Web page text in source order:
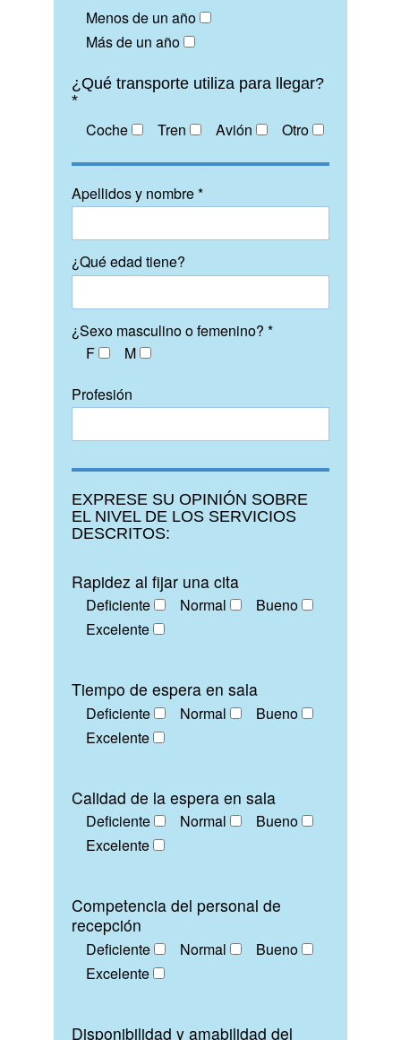
Menos de un año
Más de un año
¿Qué transporte utiliza para llegar?
*
Coche Tren Avión Otro
Apellidos y nombre *
¿Qué edad tiene?
¿Sexo masculino o femenino? *
F
M
Profesión
EXPRESE SU OPINIÓN SOBRE
EL NIVEL DE LOS SERVICIOS
DESCRITOS:
Rapidez al fijar una cita
Deficiente Normal
Bueno
Excelente
Tiempo de espera en sala
Deficiente Normal
Bueno
Excelente
Calidad de la espera en sala
Deficiente Normal
Bueno
Excelente
Competencia del personal de
recepción
Deficiente Normal
Bueno
Excelente
Disponibilidad y amabilidad del